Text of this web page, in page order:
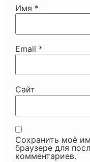
Имя *
Email *
Сайт
Сохранить моё
браузере для
комментариев.